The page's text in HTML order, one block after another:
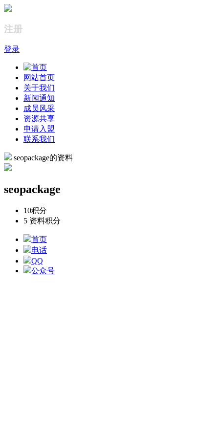
注册
登录
网站首页
关于我们
新闻通知
成员风采
资源共享
申请入盟
联系我们
seopackage的资料
seopackage
10积分
5 资料积分
首页
电话
QQ
公众号